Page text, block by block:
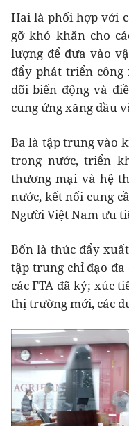
Hai là phối hợp với
gỡ khó khăn cho
lượng để đưa vào
đẩy phát triển công
dõi biến động và
cung ứng xăng dầu
Ba là tập trung vào
trong nước, triển
thương mại và hệ
nước, kết nối cung
Người Việt Nam ưu
Bốn là thúc đẩy
tập trung chỉ đạo
các FTA đã ký; xúc
thị trường mới, các